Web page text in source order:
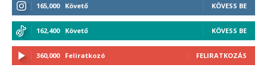
165,000 Követő KÖVESS BE
162,400 Követő KÖVESS BE
360,000 Feliratkozó FELIRATKOZÁS